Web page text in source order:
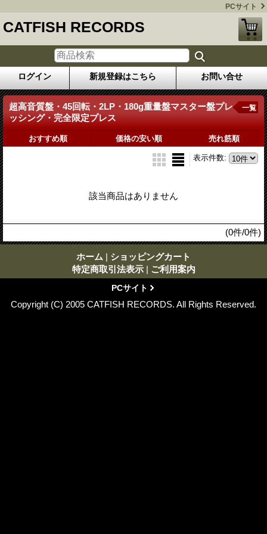
PCサイト
CATFISH RECORDS
ログイン 新規登録はこちら お問い合せ
超高音質盤・45回転・2LP・180g重量盤マスター盤プレ
ッシング・完全限定プレス
一覧
おすすめ順 価格の安い順 売れ筋順
表示件数:
該当商品はありません
(0件/0件)
ホーム | ショッピングカート
特定商取引法表示 | ご利用案内
PCサイト
Copyright (C) 2005 CATFISH RECORDS. All Rights Reserved.